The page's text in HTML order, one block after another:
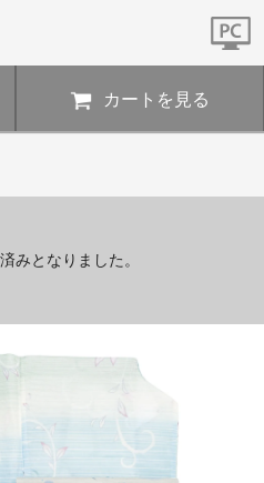
カートを見る
みとなりました。